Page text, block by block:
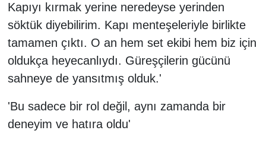
Kapıyı kırmak yerine neredeyse yerinden
söktük diyebilirim. Kapı menteşeleriyle birlikte
tamamen çıktı. O an hem set ekibi hem biz için
oldukça heyecanlıydı. Güreşçilerin gücünü
sahneye de yansıtmış olduk.'
'Bu sadece bir rol değil, aynı zamanda bir
deneyim ve hatıra oldu'